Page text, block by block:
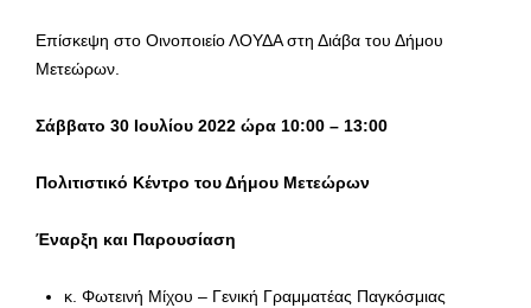
Επίσκεψη στο Οινοποιείο ΛΟΥΔΑ στη Διάβα του Δήμου
Μετεώρων.
Σάββατο 30 Ιουλίου 2022 ώρα 10:00 – 13:00
Πολιτιστικό Κέντρο του Δήμου Μετεώρων
Έναρξη και Παρουσίαση
κ. Φωτεινή Μίχου – Γενική Γραμματέας Παγκόσμιας